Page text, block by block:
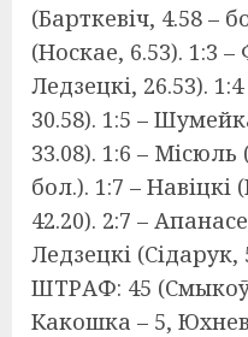
(Барткевіч, 4.58 –
(Носкае, 6.53). 1:3
Ледзецкі, 26.53).
30.58). 1:5 –
33.08). 1:6 –
бол.). 1:7 –
42.20). 2:7 –
Ледзецкі (Сідарук,
ШТРАФ: 45 (Смыкоў,
Какошка – 5,